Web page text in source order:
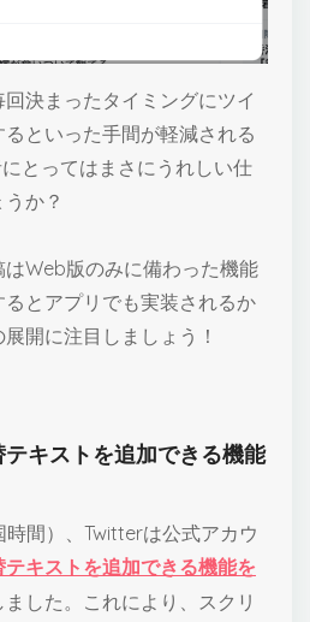
決まったタイミングにツイ
といった手間が軽減される
とってはまさにうれしい仕
か？
Web版のみに備わった機能
とアプリでも実装されるか
開に注目しましょう！
キストを追加できる機能
間）、Twitterは公式アカウ
キストを追加できる機能を
ました。これにより、スクリ